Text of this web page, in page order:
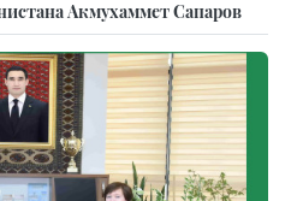
Акмухаммет Сапаров